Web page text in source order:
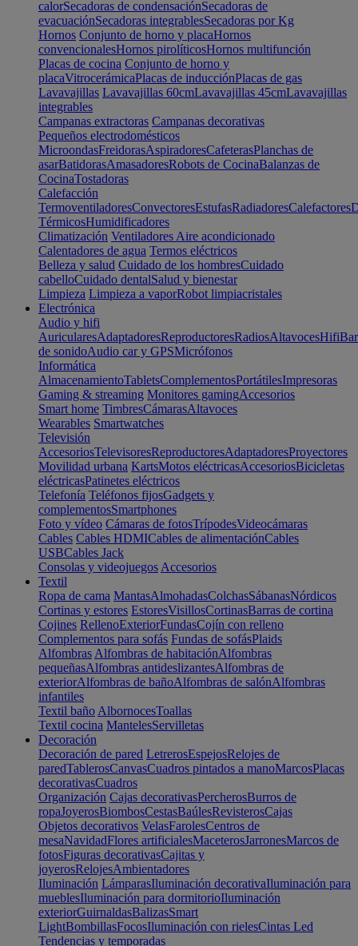
calorSecadoras de condensaciónSecadoras de
evacuaciónSecadoras integrablesSecadoras por Kg
Hornos Conjunto de horno y placaHornos
convencionalesHornos pirolíticosHornos multifunción
Placas de cocina Conjunto de horno y
placaVitrocerámicaPlacas de inducciónPlacas de gas
Lavavajillas Lavavajillas 60cmLavavajillas 45cmLavavajillas
integrables
Campanas extractoras Campanas decorativas
Pequeños electrodomésticos
MicroondasFreidorasAspiradoresCafeterasPlanchas de
asarBatidorasAmasadoresRobots de CocinaBalanzas de
CocinaTostadoras
Calefacción
TermoventiladoresConvectoresEstufasRadiadoresCalefactores
TérmicosHumidificadores
Climatización Ventiladores Aire acondicionado
Calentadores de agua Termos eléctricos
Belleza y salud Cuidado de los hombresCuidado
cabelloCuidado dentalSalud y bienestar
Limpieza Limpieza a vaporRobot limpiacristales
Electrónica
Audio y hifi
AuricularesAdaptadoresReproductoresRadiosAltavocesHifi
de sonidoAudio car y GPSMicrófonos
Informática
AlmacenamientoTabletsComplementosPortátilesImpresoras
Gaming & streaming Monitores gamingAccesorios
Smart home TimbresCámarasAltavoces
Wearables Smartwatches
Televisión
AccesoriosTelevisoresReproductoresAdaptadoresProyectores
Movilidad urbana KartsMotos eléctricasAccesoriosBicicletas
eléctricasPatinetes eléctricos
Telefonía Teléfonos fijosGadgets y
complementosSmartphones
Foto y vídeo Cámaras de fotosTrípodesVideocámaras
Cables Cables HDMICables de alimentaciónCables
USBCables Jack
Consolas y videojuegos Accesorios
Textil
Ropa de cama MantasAlmohadasColchasSábanasNórdicos
Cortinas y estores EstoresVisillosCortinasBarras de cortina
Cojines RellenoExteriorFundasCojín con relleno
Complementos para sofás Fundas de sofásPlaids
Alfombras Alfombras de habitaciónAlfombras
pequeñasAlfombras antideslizantesAlfombras de
exteriorAlfombras de bañoAlfombras de salónAlfombras
infantiles
Textil baño AlbornocesToallas
Textil cocina MantelesServilletas
Decoración
Decoración de pared LetrerosEspejosRelojes de
paredTablerosCanvasCuadros pintados a manoMarcosPlacas
decorativasCuadros
Organización Cajas decorativasPercherosBurros de
ropaJoyerosBiombosCestasBaúlesRevisterosCajas
Objetos decorativos VelasFarolesCentros de
mesaNavidadFlores artificialesMaceterosJarronesMarcos de
fotosFiguras decorativasCajitas y
joyerosRelojesAmbientadores
Iluminación LámparasIluminación decorativaIluminación para
mueblesIluminación para dormitorioIluminación
exteriorGuirnaldasBalizasSmart
LightBombillasFocosIluminación con rielesCintas Led
Tendencias y temporadas